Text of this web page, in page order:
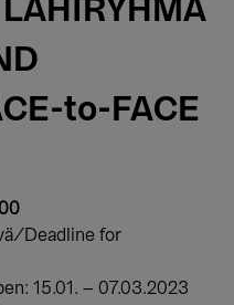
to-FACE
Deadline for
15.01. – 07.03.2023